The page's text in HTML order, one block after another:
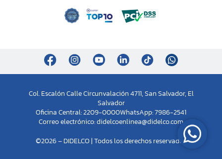
Col. Escalón Calle Circunvalación 4711, San Salvador, El
Salvador
Oficina Central: 2209-0000WhatsApp: 7986-2541
Correo electrónico:didelcoenlinea@didelco.com
©2026 – DIDELCO | Todos los derechos reservados